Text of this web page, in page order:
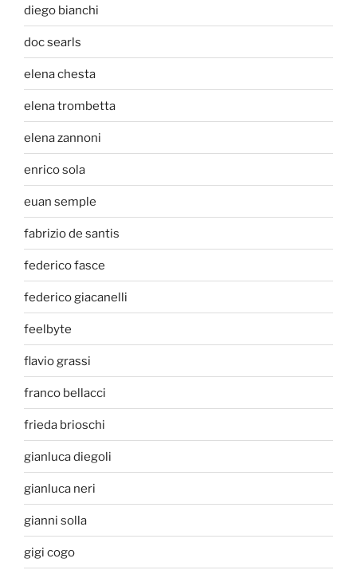
diego bianchi
doc searls
elena chesta
elena trombetta
elena zannoni
enrico sola
euan semple
fabrizio de santis
federico fasce
federico giacanelli
feelbyte
flavio grassi
franco bellacci
frieda brioschi
gianluca diegoli
gianluca neri
gianni solla
gigi cogo